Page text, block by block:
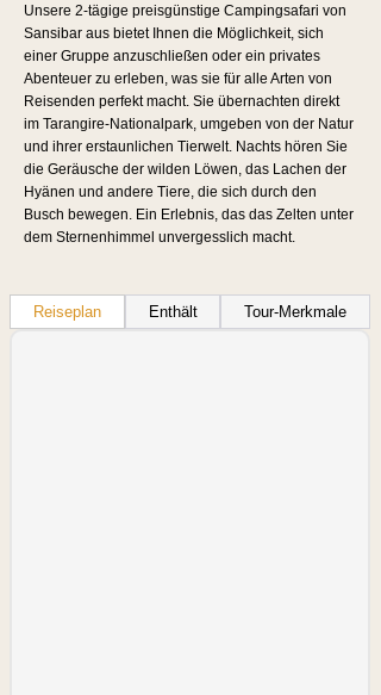
Unsere 2-tägige preisgünstige Campingsafari von
Sansibar aus bietet Ihnen die Möglichkeit, sich
einer Gruppe anzuschließen oder ein privates
Abenteuer zu erleben, was sie für alle Arten von
Reisenden perfekt macht. Sie übernachten direkt
im Tarangire-Nationalpark, umgeben von der Natur
und ihrer erstaunlichen Tierwelt. Nachts hören Sie
die Geräusche der wilden Löwen, das Lachen der
Hyänen und andere Tiere, die sich durch den
Busch bewegen. Ein Erlebnis, das das Zelten unter
dem Sternenhimmel unvergesslich macht.
Reiseplan Enthält Tour-Merkmale